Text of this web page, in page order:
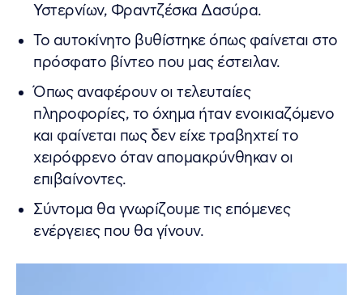
Υστερνίων, Φραντζέσκα Δασύρα.
Το αυτοκίνητο βυθίστηκε όπως φαίνεται στο
πρόσφατο βίντεο που μας έστειλαν.
Όπως αναφέρουν οι τελευταίες
πληροφορίες, το όχημα ήταν ενοικιαζόμενο
και φαίνεται πως δεν είχε τραβηχτεί το
χειρόφρενο όταν απομακρύνθηκαν οι
επιβαίνοντες.
Σύντομα θα γνωρίζουμε τις επόμενες
ενέργειες που θα γίνουν.